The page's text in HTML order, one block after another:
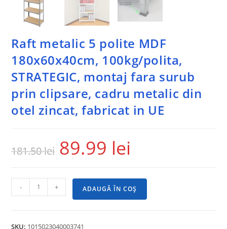
Raft metalic 5 polite MDF
180x60x40cm, 100kg/polita,
STRATEGIC, montaj fara surub
prin clipsare, cadru metalic din
otel zincat, fabricat in UE
181.50lei 89.99 lei
- + ADAUGĂ ÎN COȘ
SKU: 1015023040003741